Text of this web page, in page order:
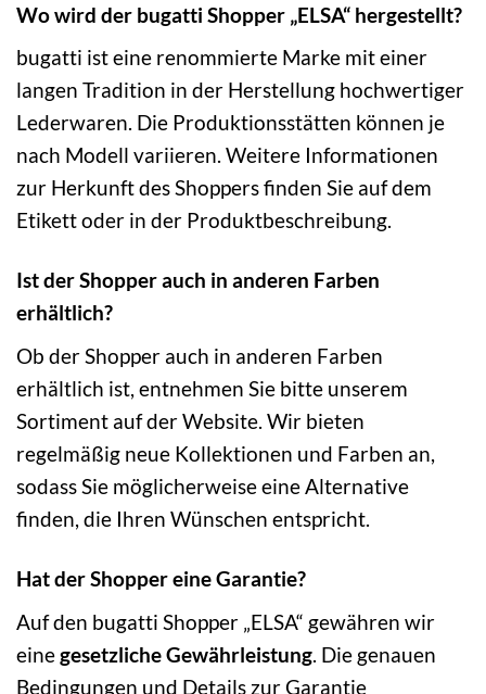
Wo wird der bugatti Shopper „ELSA“ hergestellt?
bugatti ist eine renommierte Marke mit einer
langen Tradition in der Herstellung hochwertiger
Lederwaren. Die Produktionsstätten können je
nach Modell variieren. Weitere Informationen
zur Herkunft des Shoppers finden Sie auf dem
Etikett oder in der Produktbeschreibung.
Ist der Shopper auch in anderen Farben
erhältlich?
Ob der Shopper auch in anderen Farben
erhältlich ist, entnehmen Sie bitte unserem
Sortiment auf der Website. Wir bieten
regelmäßig neue Kollektionen und Farben an,
sodass Sie möglicherweise eine Alternative
finden, die Ihren Wünschen entspricht.
Hat der Shopper eine Garantie?
Auf den bugatti Shopper „ELSA“ gewähren wir
einegesetzliche Gewährleistung. Die genauen
Bedingungen und Details zur Garantie